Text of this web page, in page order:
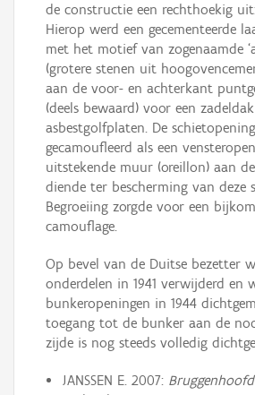
de constructie een rechthoekig
Hierop werd een gecementeerde
met het motief van zogenaamde
(grotere stenen uit
aan de voor- en achterkant
(deels bewaard) voor een
asbestgolfplaten. De
gecamoufleerd als een
uitstekende muur (oreillon) aan
diende ter bescherming van deze
Begroeiing zorgde voor een
camouflage.
Op bevel van de Duitse bezetter
onderdelen in 1941 verwijderd en
bunkeropeningen in 1944
toegang tot de bunker aan de
zijde is nog steeds volledig
JANSSEN E. 2007: